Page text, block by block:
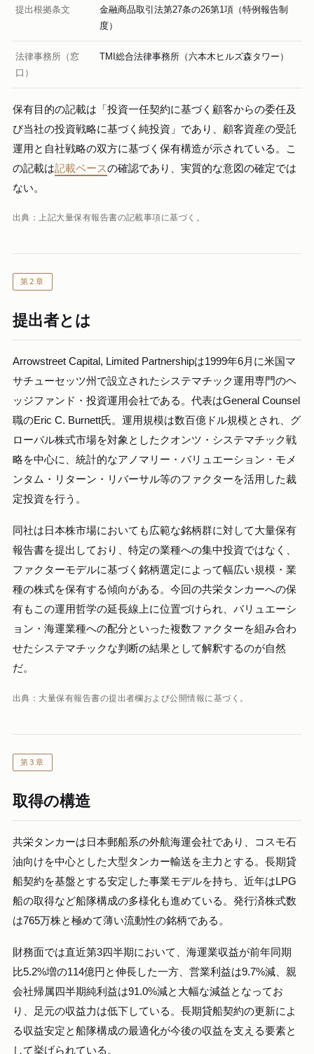
提出根拠条文
金融商品取引法第27条の26第1項（特例報告制
度）
法律事務所（窓
口）
TMI総合法律事務所（六本木ヒルズ森タワー）
保有目的の記載は「投資一任契約に基づく顧客からの委任及
び当社の投資戦略に基づく純投資」であり、顧客資産の受託
運用と自社戦略の双方に基づく保有構造が示されている。こ
の記載は記載ベースの確認であり、実質的な意図の確定では
ない。
出典：上記大量保有報告書の記載事項に基づく。
第2章
提出者とは
Arrowstreet Capital, Limited Partnershipは1999年6月に米国マ
サチューセッツ州で設立されたシステマチック運用専門のヘ
ッジファンド・投資運用会社である。代表はGeneral Counsel
職のEric C. Burnett氏。運用規模は数百億ドル規模とされ、グ
ローバル株式市場を対象としたクオンツ・システマチック戦
略を中心に、統計的なアノマリー・バリュエーション・モメ
ンタム・リターン・リバーサル等のファクターを活用した裁
定投資を行う。
同社は日本株市場においても広範な銘柄群に対して大量保有
報告書を提出しており、特定の業種への集中投資ではなく、
ファクターモデルに基づく銘柄選定によって幅広い規模・業
種の株式を保有する傾向がある。今回の共栄タンカーへの保
有もこの運用哲学の延長線上に位置づけられ、バリュエーシ
ョン・海運業種への配分といった複数ファクターを組み合わ
せたシステマチックな判断の結果として解釈するのが自然
だ。
出典：大量保有報告書の提出者欄および公開情報に基づく。
第3章
取得の構造
共栄タンカーは日本郵船系の外航海運会社であり、コスモ石
油向けを中心とした大型タンカー輸送を主力とする。長期貸
船契約を基盤とする安定した事業モデルを持ち、近年はLPG
船の取得など船隊構成の多様化も進めている。発行済株式数
は765万株と極めて薄い流動性の銘柄である。
財務面では直近第3四半期において、海運業収益が前年同期
比5.2%増の114億円と伸長した一方、営業利益は9.7%減、親
会社帰属四半期純利益は91.0%減と大幅な減益となってお
り、足元の収益力は低下している。長期貸船契約の更新によ
る収益安定と船隊構成の最適化が今後の収益を支える要素と
して挙げられている。